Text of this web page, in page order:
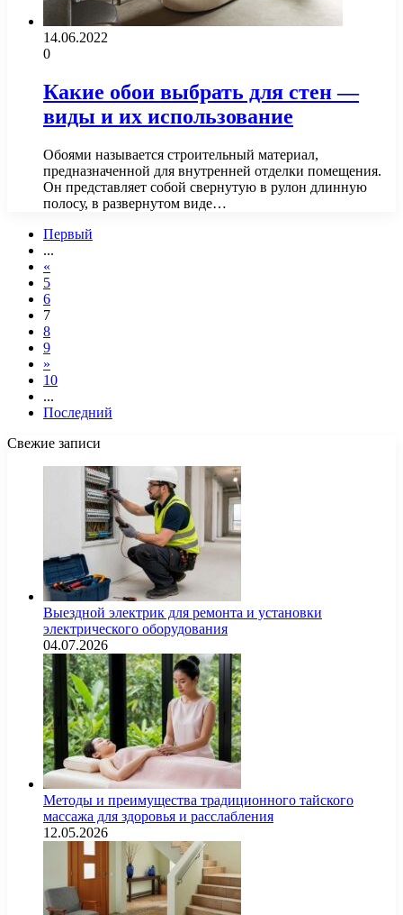
14.06.2022
0
Какие обои выбрать для стен —
виды и их использование
Обоями называется строительный материал,
предназначенной для внутренней отделки помещения.
Он представляет собой свернутую в рулон длинную
полосу, в развернутом виде…
Первый
...
«
5
6
7
8
9
»
10
...
Последний
Свежие записи
Выездной электрик для ремонта и установки
электрического оборудования
04.07.2026
Методы и преимущества традиционного тайского
массажа для здоровья и расслабления
12.05.2026